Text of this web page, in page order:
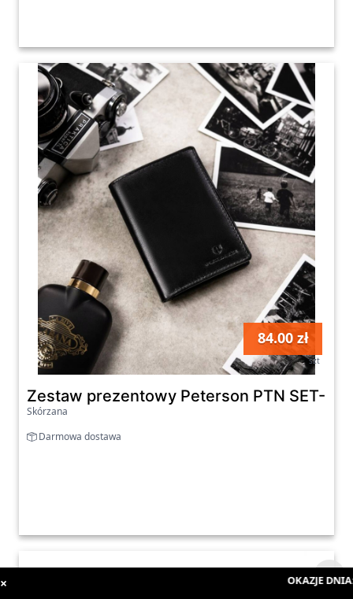
84.00 zł
szt
Zestaw prezentowy Peterson PTN SET-M-
Skórzana
Darmowa dostawa
× OKAZJE DNIA::